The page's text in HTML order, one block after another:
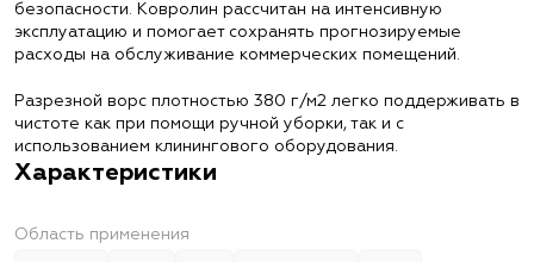
безопасности. Ковролин рассчитан на интенсивную
эксплуатацию и помогает сохранять прогнозируемые
расходы на обслуживание коммерческих помещений.
Разрезной ворс плотностью 380 г/м2 легко поддерживать в
чистоте как при помощи ручной уборки, так и с
использованием клинингового оборудования.
Характеристики
Область применения